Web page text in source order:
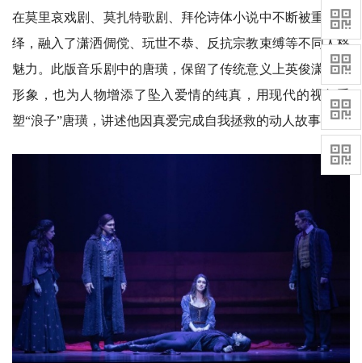
在莫里哀戏剧、莫扎特歌剧、拜伦诗体小说中不断被重新演
绎，融入了潇洒倜傥、玩世不恭、反抗宗教束缚等不同人格
魅力。此版音乐剧中的唐璜，保留了传统意义上英俊潇洒的
形象，也为人物增添了坠入爱情的纯真，用现代的视角重
塑“浪子”唐璜，讲述他因真爱完成自我拯救的动人故事。